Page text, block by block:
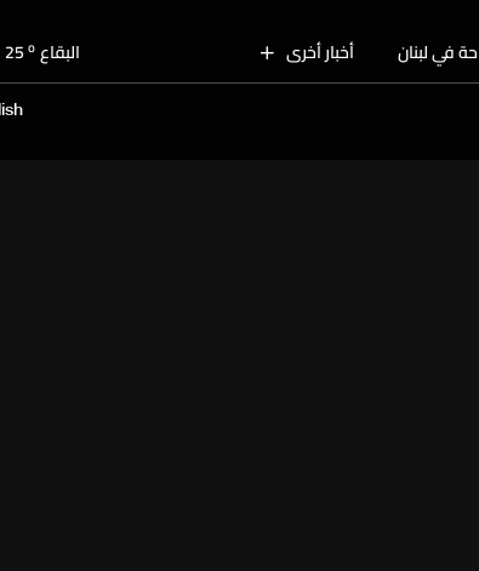
في لبنان أخبار أخرى البقاع 25 o
الجنوب 27o
27